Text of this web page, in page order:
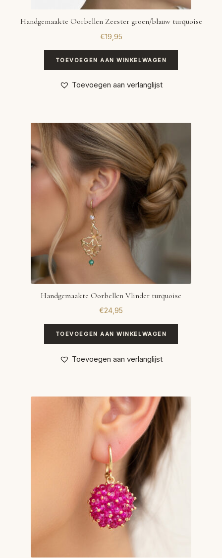
Handgemaakte Oorbellen Zeester groen/blauw turquoise
€19,95
TOEVOEGEN AAN WINKELWAGEN
Toevoegen aan verlanglijst
Handgemaakte Oorbellen Vlinder turquoise
€24,95
TOEVOEGEN AAN WINKELWAGEN
Toevoegen aan verlanglijst